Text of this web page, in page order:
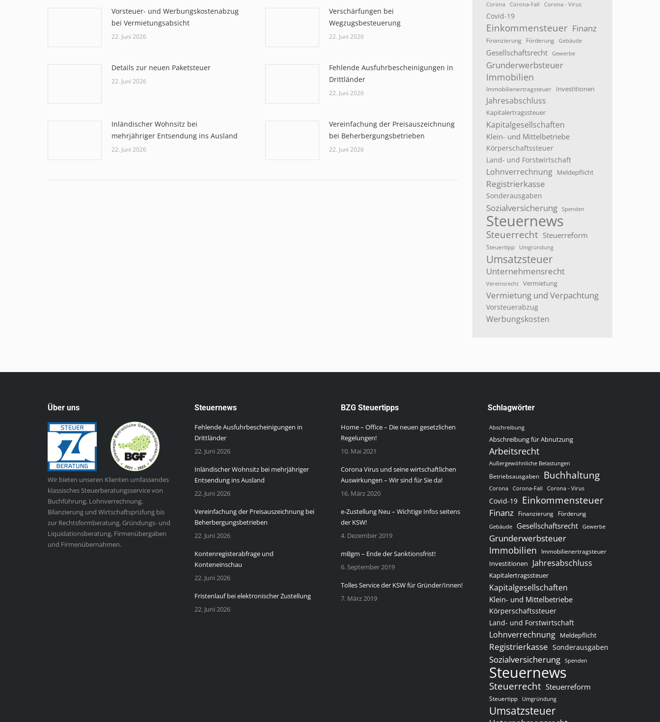
Vorsteuer- und Werbungskostenabzug
bei Vermietungsabsicht
22. Juni 2026
Verschärfungen bei
Wegzugsbesteuerung
22. Juni 2026
Details zur neuen Paketsteuer
22. Juni 2026
Fehlende Ausfuhrbescheinigungen in
Drittländer
22. Juni 2026
Inländischer Wohnsitz bei
mehrjähriger Entsendung ins Ausland
22. Juni 2026
Vereinfachung der Preisauszeichnung
bei Beherbergungsbetrieben
22. Juni 2026
Corona Corona-Fall Corona - Virus
Covid-19
Einkommensteuer Finanz
Finanzierung Förderung Gebäude
Gesellschaftsrecht Gewerbe
Grunderwerbsteuer
Immobilien
Immobilienertragsteuer Investitionen
Jahresabschluss
Kapitalertragssteuer
Kapitalgesellschaften
Klein- und Mittelbetriebe
Körperschaftssteuer
Land- und Forstwirtschaft
Lohnverrechnung Meldepflicht
Registrierkasse
Sonderausgaben
Sozialversicherung Spenden
Steuernews
Steuerrecht Steuerreform
Steuertipp Umgründung
Umsatzsteuer
Unternehmensrecht
Vereinsrecht Vermietung
Vermietung und Verpachtung
Vorsteuerabzug
Werbungskosten
Über uns
Wir bieten unseren Klienten umfassendes
klassisches Steuerberatungsservice von
Buchführung, Lohnverrechnung,
Bilanzierung und Wirtschaftsprüfung bis
zur Rechtsformberatung, Gründungs- und
Liquidationsberatung, Firmenübergaben
und Firmenübernahmen.
Steuernews
Fehlende Ausfuhrbescheinigungen in
Drittländer
22. Juni 2026
Inländischer Wohnsitz bei mehrjähriger
Entsendung ins Ausland
22. Juni 2026
Vereinfachung der Preisauszeichnung bei
Beherbergungsbetrieben
22. Juni 2026
Kontenregisterabfrage und
Konteneinschau
22. Juni 2026
Fristenlauf bei elektronischer Zustellung
22. Juni 2026
BZG Steuertipps
Home – Office – Die neuen gesetzlichen
Regelungen!
10. Mai 2021
Corona Virus und seine wirtschaftlichen
Auswirkungen – Wir sind für Sie da!
16. März 2020
e-Zustellung Neu – Wichtige Infos seitens
der KSW!
4. Dezember 2019
mBgm – Ende der Sanktionsfrist!
6. September 2019
Tolles Service der KSW für Gründer/Innen!
7. März 2019
Schlagwörter
Abschreibung
Abschreibung für Abnutzung
Arbeitsrecht
Außergewöhnliche Belastungen
Betriebsausgaben Buchhaltung
Corona Corona-Fall Corona - Virus
Covid-19 Einkommensteuer
Finanz Finanzierung Förderung
Gebäude Gesellschaftsrecht Gewerbe
Grunderwerbsteuer
Immobilien Immobilienertragsteuer
Investitionen Jahresabschluss
Kapitalertragssteuer
Kapitalgesellschaften
Klein- und Mittelbetriebe
Körperschaftssteuer
Land- und Forstwirtschaft
Lohnverrechnung Meldepflicht
Registrierkasse Sonderausgaben
Sozialversicherung Spenden
Steuernews
Steuerrecht Steuerreform
Steuertipp Umgründung
Umsatzsteuer